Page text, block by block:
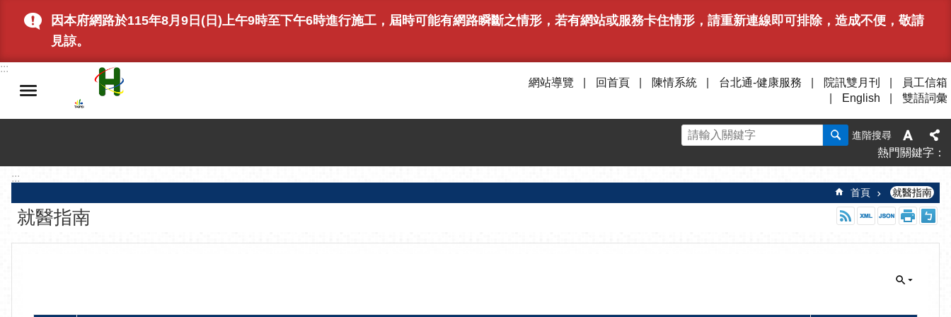
跳到主要內容區塊
因本府網路於115年8月9日(日)上午9時至下午6時進行施工，屆時可能有網路瞬斷之情形，若有網站或服務卡住情形，請重新連線即可排除，造成不便，敬請
見諒。
:::
網站導覽
回首頁 陳情系統 台北通-健康服務 院訊雙月刊
員工信箱
English
雙語詞彙
進階搜尋
熱門關鍵字
:::
首頁 就醫指南
就醫指南